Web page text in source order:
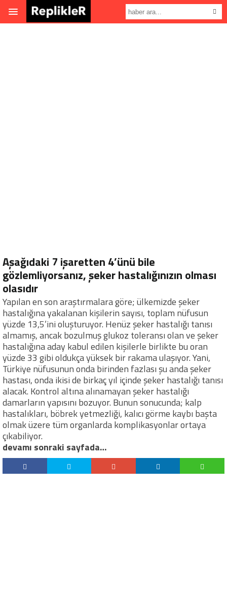
Aşağıdaki 7 işaretten 4’ünü bile
gözlemliyorsanız, şeker hastalığınızın olması
olasıdır
Yapılan en son araştırmalara göre; ülkemizde şeker
hastalığına yakalanan kişilerin sayısı, toplam nüfusun
yüzde 13,5’ini oluşturuyor. Henüz şeker hastalığı tanısı
almamış, ancak bozulmuş glukoz toleransı olan ve şeker
hastalığına aday kabul edilen kişilerle birlikte bu oran
yüzde 33 gibi oldukça yüksek bir rakama ulaşıyor. Yani,
Türkiye nüfusunun onda birinden fazlası şu anda şeker
hastası, onda ikisi de birkaç yıl içinde şeker hastalığı tanısı
alacak. Kontrol altına alınamayan şeker hastalığı
damarların yapısını bozuyor. Bunun sonucunda; kalp
hastalıkları, böbrek yetmezliği, kalıcı görme kaybı başta
olmak üzere tüm organlarda komplikasyonlar ortaya
çıkabiliyor.
devamı sonraki sayfada…